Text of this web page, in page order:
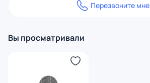
Перезвоните мне
Вы просматривали